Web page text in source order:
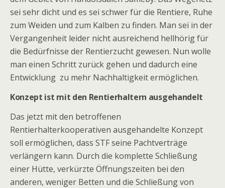
sei sehr dicht und es sei schwer für die Rentiere, Ruhe
zum Weiden und zum Kalben zu finden. Man sei in der
Vergangenheit leider nicht ausreichend hellhörig für
die Bedürfnisse der Rentierzucht gewesen. Nun wolle
man einen Schritt zurück gehen und dadurch eine
Entwicklung zu mehr Nachhaltigkeit ermöglichen.
Konzept ist mit den Rentierhaltern ausgehandelt
Das jetzt mit den betroffenen
Rentierhalterkooperativen ausgehandelte Konzept
soll ermöglichen, dass STF seine Pachtverträge
verlängern kann. Durch die komplette Schließung
einer Hütte, verkürzte Öffnungszeiten bei den
anderen, weniger Betten und die Schließung von